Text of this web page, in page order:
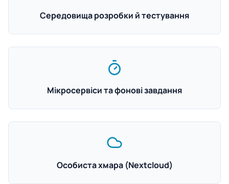
Середовища розробки й тестування
Мікросервіси та фонові завдання
Особиста хмара (Nextcloud)